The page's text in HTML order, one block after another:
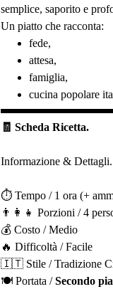
semplice, saporito e
Un piatto che racconta:
fede,
attesa,
famiglia,
cucina popolare
🧾 Scheda Ricetta.
Informazione & Dettagli.
⏱️ Tempo / 1 ora (+
👨‍👩‍👧 Porzioni / 4
💰 Costo / Medio
🔥 Difficoltà / Facile
🇮🇹 Stile / Tradizione
🍽️ Portata /Secondo